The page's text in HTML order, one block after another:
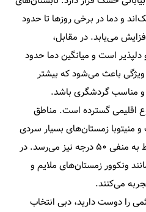
و دما در برخی روزها تا حدود
می‌یابد. در مقابل،
است و میانگین دما حدود
ویژگی باعث می‌شود که بیشتر
و مناسب گردشگری باشد.
اقلیمی گسترده است. مناطق
منیتوبا زمستان‌های بسیار سردی
دارند که دما در برخی نقاط به منفی ۵۰ درجه نیز می‌رسد. در
ونکوور زمستان‌های ملایم و
می‌کنند.
را دوست دارید، دبی انتخاب